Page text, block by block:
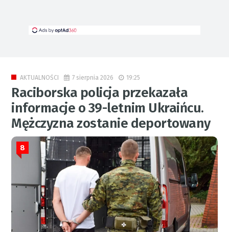
AKTUALNOŚCI 7 sierpnia 2026 19:25
Raciborska policja przekazała
informacje o 39-letnim Ukraińcu.
Mężczyzna zostanie deportowany
8